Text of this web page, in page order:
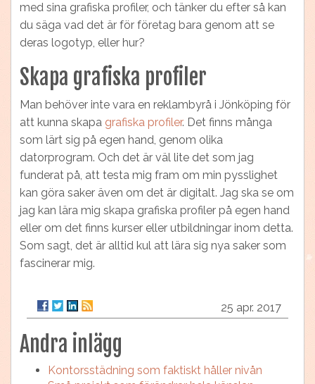
med sina grafiska profiler, och tänker du efter så kan
du säga vad det är för företag bara genom att se
deras logotyp, eller hur?
Skapa grafiska profiler
Man behöver inte vara en reklambyrå i Jönköping för
att kunna skapa grafiska profiler. Det finns många
som lärt sig på egen hand, genom olika
datorprogram. Och det är väl lite det som jag
funderat på, att testa mig fram om min pysslighet
kan göra saker även om det är digitalt. Jag ska se om
jag kan lära mig skapa grafiska profiler på egen hand
eller om det finns kurser eller utbildningar inom detta.
Som sagt, det är alltid kul att lära sig nya saker som
fascinerar mig.
25 apr. 2017
Andra inlägg
Kontorsstädning som faktiskt håller nivån